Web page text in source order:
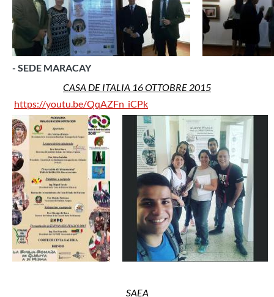
- SEDE MARACAY
CASA DE ITALIA 16 OTTOBRE 2015
https://youtu.be/QqAZFn_iCPk
SAEA